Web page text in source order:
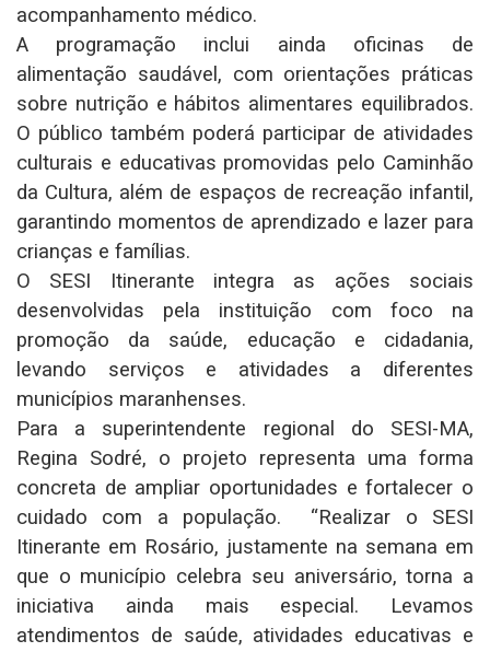
acompanhamento médico.
A programação inclui ainda oficinas de
alimentação saudável, com orientações práticas
sobre nutrição e hábitos alimentares equilibrados.
O público também poderá participar de atividades
culturais e educativas promovidas pelo Caminhão
da Cultura, além de espaços de recreação infantil,
garantindo momentos de aprendizado e lazer para
crianças e famílias.
O SESI Itinerante integra as ações sociais
desenvolvidas pela instituição com foco na
promoção da saúde, educação e cidadania,
levando serviços e atividades a diferentes
municípios maranhenses.
Para a superintendente regional do SESI-MA,
Regina Sodré, o projeto representa uma forma
concreta de ampliar oportunidades e fortalecer o
cuidado com a população. “Realizar o SESI
Itinerante em Rosário, justamente na semana em
que o município celebra seu aniversário, torna a
iniciativa ainda mais especial. Levamos
atendimentos de saúde, atividades educativas e